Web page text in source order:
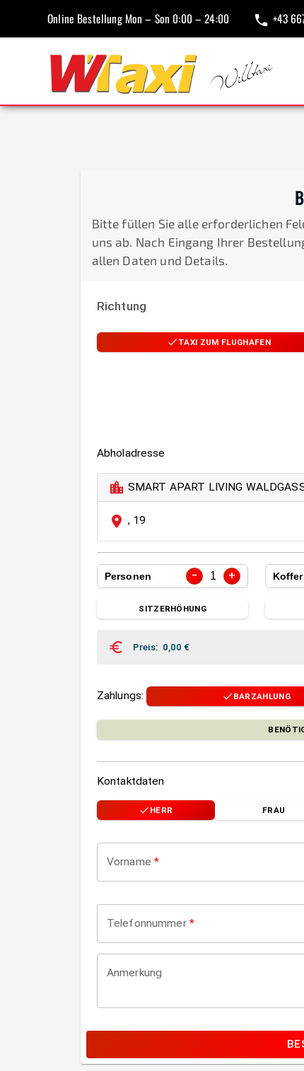
Online Bestellung Mon – Son 0:00 – 24:00 +43
Bitte füllen Sie alle erforderlichen
uns ab. Nach Eingang Ihrer
allen Daten und Details.
Richtung
TAXI ZUM FLUGHAFEN
Abholadresse
SMART APART LIVING
, 19
Personen − 1 + Koffer
SITZERHÖHUNG
Preis: 0,00 €
Zahlungs: BARZAHLUNG
Kontaktdaten
HERR FRAU
Vorname *
Telefonnummer *
Anmerkung